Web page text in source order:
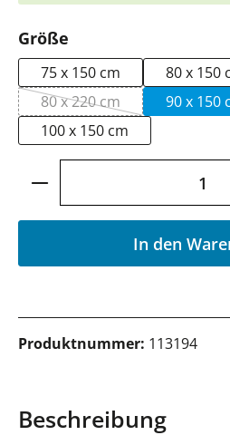
Größe
75 x 150 cm
80 x 150
80 x 220 cm(Diese Option ist zurzeit
90 x 150
100 x 150 cm
Produkt Anzahl: Gib
In den
Produktnummer: 113194
Beschreibung